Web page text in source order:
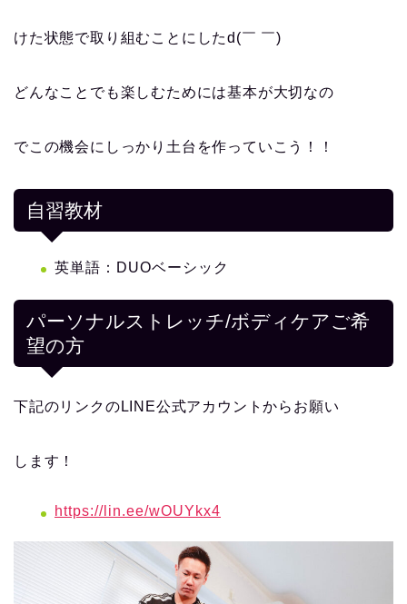
けた状態で取り組むことにしたd(￣ ￣)
どんなことでも楽しむためには基本が大切なの
でこの機会にしっかり土台を作っていこう！！
自習教材
英単語：DUOベーシック
パーソナルストレッチ/ボディケアご希
望の方
下記のリンクのLINE公式アカウントからお願い
します！
https://lin.ee/wOUYkx4